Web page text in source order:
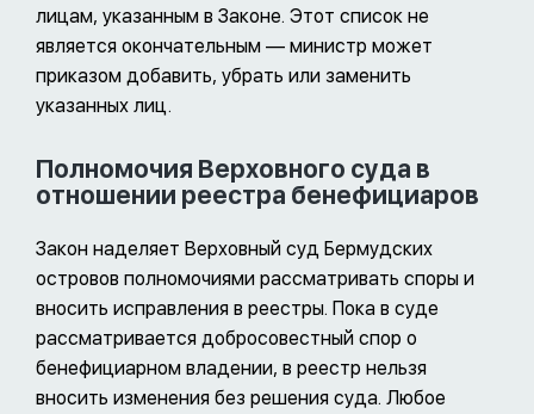
лицам, указанным в Законе. Этот список не
является окончательным — министр может
приказом добавить, убрать или заменить
указанных лиц.
Полномочия Верховного суда в
отношении реестра бенефициаров
Закон наделяет Верховный суд Бермудских
островов полномочиями рассматривать споры и
вносить исправления в реестры. Пока в суде
рассматривается добросовестный спор о
бенефициарном владении, в реестр нельзя
вносить изменения без решения суда. Любое